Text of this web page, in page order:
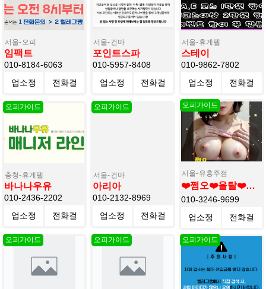
서울 오피
임팩트
010-8184-6063
업소정
보
전화걸
서울 건마
포인트스파
010-5957-8408
업소정
보
전화걸
서울 휴게텔
스테이
010-9862-7802
업소정
보
전화걸
기
충청 휴게텔
바나나우유
010-2436-2202
업소정
보
전화걸
서울 건마
아리아
010-2132-8969
업소정
보
전화걸
서울 유흥주점
❤️쩜오❤️올탈❤️꼬빨❤️박아연마담❤️
010-3246-9699
업소정
보
전화걸
기